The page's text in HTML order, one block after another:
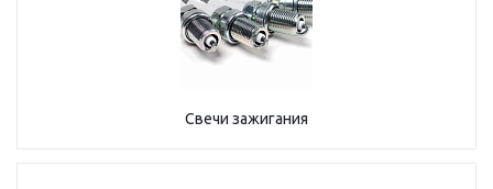
Свечи зажигания